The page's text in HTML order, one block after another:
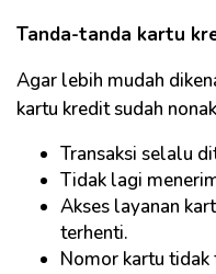
Tanda-tanda kartu
Agar lebih mudah
kartu kredit sudah
Transaksi selalu
Tidak lagi
Akses layanan
terhenti.
Nomor kartu tidak